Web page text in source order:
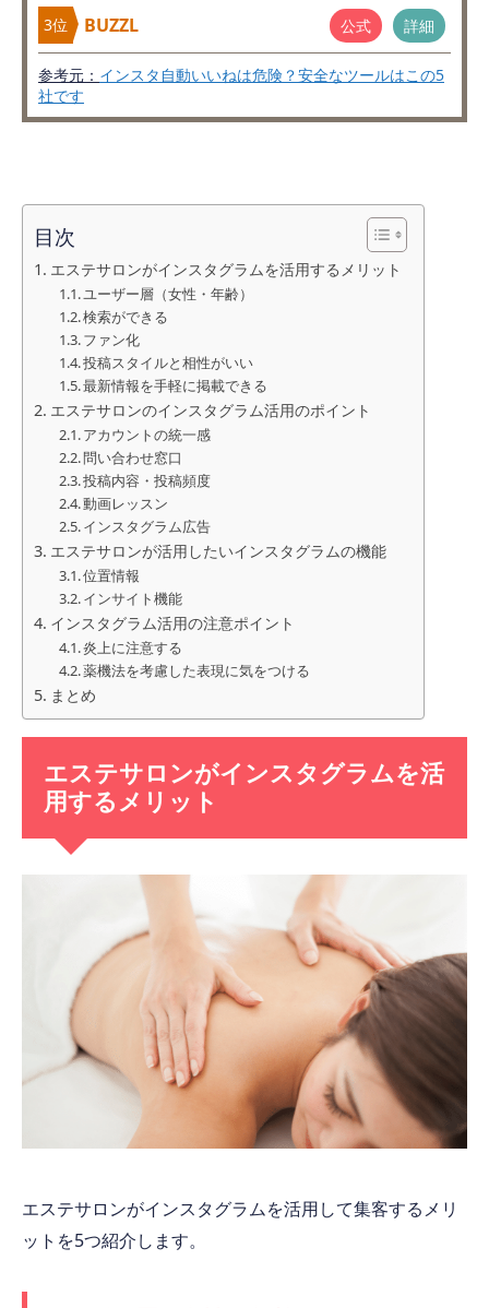
3位 BUZZL 公式 詳細
参考元： インスタ自動いいねは危険？安全なツールはこの5
社です
目次
エステサロンがインスタグラムを活用するメリット
ユーザー層（女性・年齢）
検索ができる
ファン化
投稿スタイルと相性がいい
最新情報を手軽に掲載できる
エステサロンのインスタグラム活用のポイント
アカウントの統一感
問い合わせ窓口
投稿内容・投稿頻度
動画レッスン
インスタグラム広告
エステサロンが活用したいインスタグラムの機能
位置情報
インサイト機能
インスタグラム活用の注意ポイント
炎上に注意する
薬機法を考慮した表現に気をつける
まとめ
エステサロンがインスタグラムを活
用するメリット
エステサロンがインスタグラムを活用して集客するメリ
ットを5つ紹介します。